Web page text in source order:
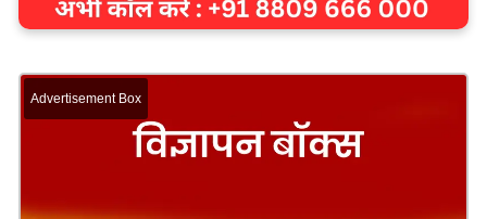
Advertisement Box